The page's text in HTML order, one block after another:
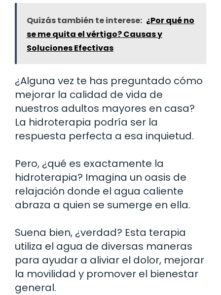
Quizás también te interese: ¿Por qué no
se me quita el vértigo? Causas y
Soluciones Efectivas
¿Alguna vez te has preguntado cómo
mejorar la calidad de vida de
nuestros adultos mayores en casa?
La hidroterapia podría ser la
respuesta perfecta a esa inquietud.
Pero, ¿qué es exactamente la
hidroterapia? Imagina un oasis de
relajación donde el agua caliente
abraza a quien se sumerge en ella.
Suena bien, ¿verdad? Esta terapia
utiliza el agua de diversas maneras
para ayudar a aliviar el dolor, mejorar
la movilidad y promover el bienestar
general.